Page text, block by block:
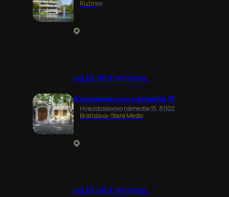
Ružinov
od 10,90 € m²/mes.
Hviezdoslavovo námestie 15
Hviezdoslavovo námestie 15, 81102
Bratislava-Staré Mesto
od 10,00 € m²/mes.